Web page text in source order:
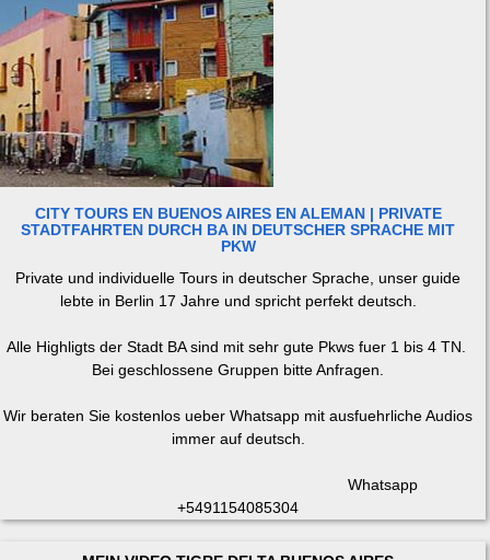
CITY TOURS EN BUENOS AIRES EN ALEMAN | PRIVATE
STADTFAHRTEN DURCH BA IN DEUTSCHER SPRACHE MIT
PKW
Private und individuelle Tours in deutscher Sprache, unser guide
lebte in Berlin 17 Jahre und spricht perfekt deutsch.
Alle Highligts der Stadt BA sind mit sehr gute Pkws fuer 1 bis 4 TN.
Bei geschlossene Gruppen bitte Anfragen.
Wir beraten Sie kostenlos ueber Whatsapp mit ausfuehrliche Audios
immer auf deutsch.
Whatsapp
+5491154085304